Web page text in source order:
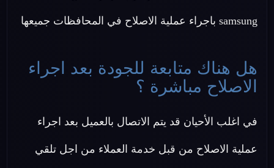
samsung باجراء عملية الاصلاح في المحافظات جميعها
هل هناك متابعة للجودة بعد اجراء
الاصلاح مباشرة ؟
في اغلب الأحيان قد يتم الاتصال بالعميل بعد اجراء
عملية الاصلاح من قبل خدمة العملاء من اجل تلقي